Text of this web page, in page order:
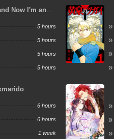
Now I'm an
5 hours
5 hours
5 hours
5 hours
6 hours
6 hours
1 week